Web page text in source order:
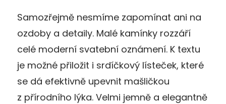
Samozřejmě nesmíme zapomínat ani na
ozdoby a detaily. Malé kamínky rozzáří
celé moderní svatební oznámení. K textu
je možné přiložit i srdíčkový lísteček, které
se dá efektivně upevnit mašličkou
z přírodního lýka. Velmi jemně a elegantně